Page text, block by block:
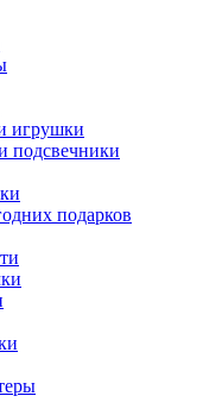
игрушки
подсвечники
подарков